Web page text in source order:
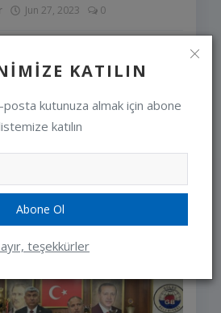
KATILIN
kutunuza almak için abone
katılın
Abone Ol
teşekkürler
Jun 27, 2023 0
ÖNCE KAPUTA
Jan 10, 2024 0